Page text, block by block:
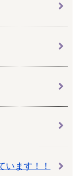
います！！